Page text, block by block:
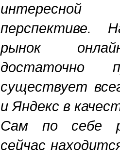
интересной
перспективе.
рынок
существует
и Яндекс в
Сам по себе
сейчас